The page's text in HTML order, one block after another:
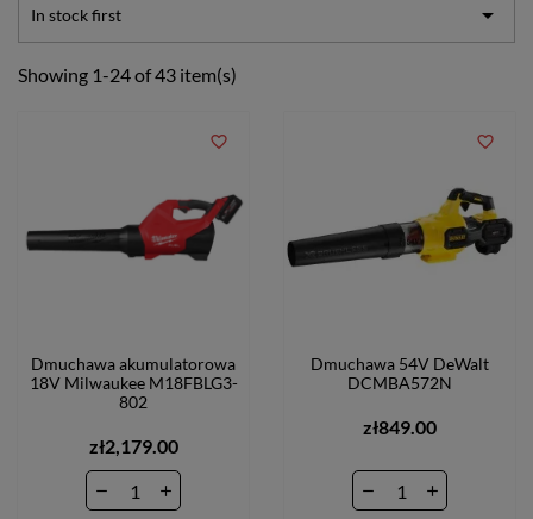
In stock first 
Showing 1-24 of 43 item(s)
Dmuchawa akumulatorowa
18V Milwaukee M18FBLG3-
802
zł2,179.00
favorite_border
Dmuchawa 54V DeWalt
DCMBA572N
zł849.00
favorite_border